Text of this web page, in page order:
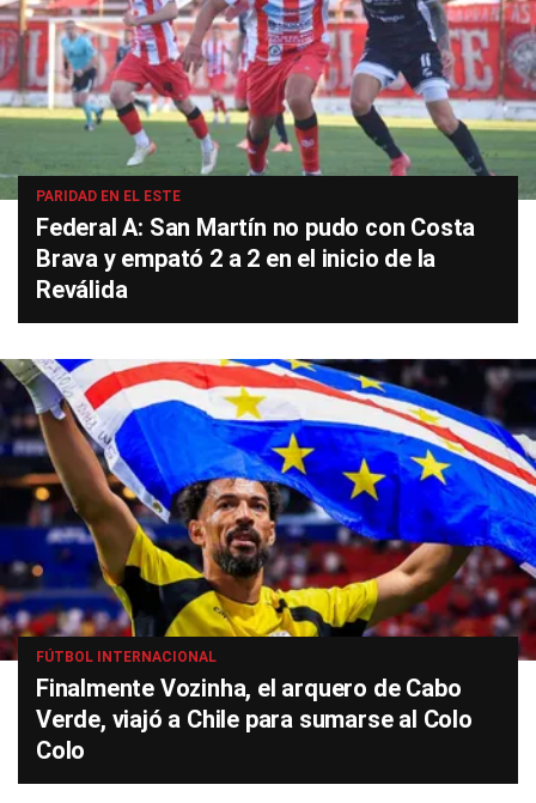
PARIDAD EN EL ESTE
Federal A: San Martín no pudo con Costa
Brava y empató 2 a 2 en el inicio de la
Reválida
FÚTBOL INTERNACIONAL
Finalmente Vozinha, el arquero de Cabo
Verde, viajó a Chile para sumarse al Colo
Colo